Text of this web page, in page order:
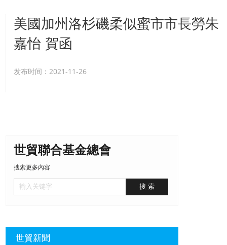
美國加州洛杉磯柔似蜜市市長勞朱
嘉怡 賀函
发布时间：2021-11-26
世貿聯合基金總會
搜索更多內容
世貿新聞